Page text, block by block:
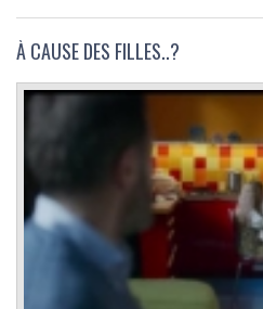
À CAUSE DES FILLES..?